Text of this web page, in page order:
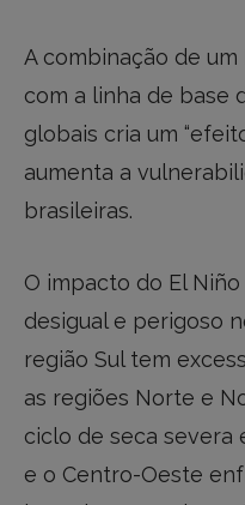
A combinação de
com a linha de base
globais cria um
aumenta a
brasileiras.
O impacto do El
desigual e perigoso
região Sul tem
as regiões Norte e
ciclo de seca severa
e o Centro-Oeste